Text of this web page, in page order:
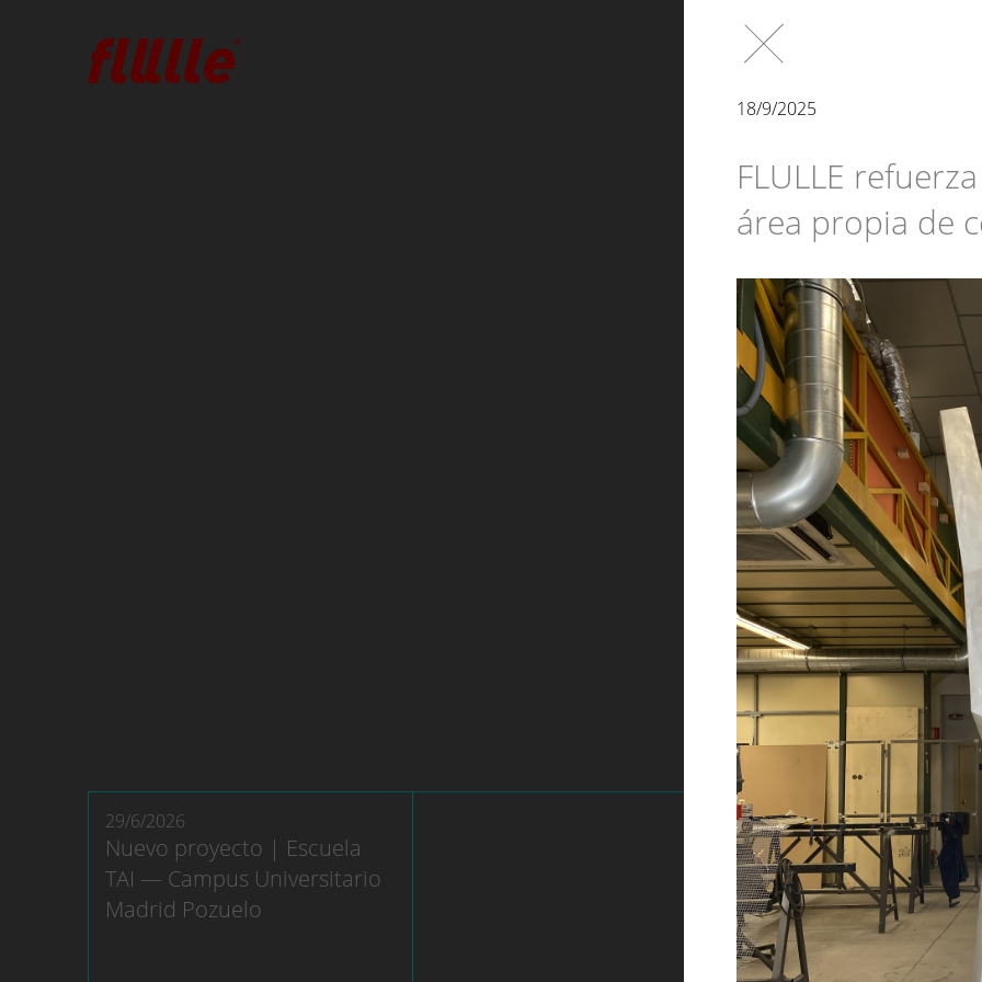
29/6/2026
Nuevo proyecto | Escuela
TAI — Campus Universitario
Madrid Pozuelo
19/4/2026
Nuevo proyecto
Ayala 42, Madrid.
18/9/2025
FLULLE
área propia de